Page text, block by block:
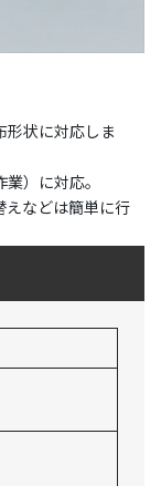
形状に対応しま
）に対応。
えなどは簡単に行